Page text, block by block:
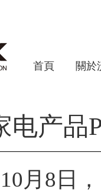
首頁 關於
电产品
月8日，